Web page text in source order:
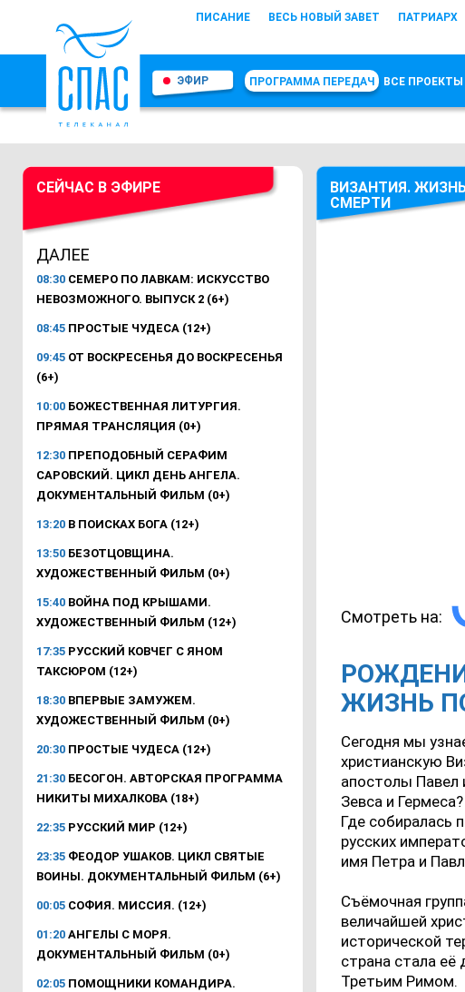
ПИСАНИЕ ВЕСЬ НОВЫЙ ЗАВЕТ ПАТРИАРХ
ЭФИР ПРОГРАММА ПЕРЕДАЧ ВСЕ ПРОЕКТЫ
СЕЙЧАС В ЭФИРЕ
ДАЛЕЕ
08:30 СЕМЕРО ПО ЛАВКАМ: ИСКУССТВО
НЕВОЗМОЖНОГО. ВЫПУСК 2 (6+)
08:45 ПРОСТЫЕ ЧУДЕСА (12+)
09:45 ОТ ВОСКРЕСЕНЬЯ ДО ВОСКРЕСЕНЬЯ
(6+)
10:00 БОЖЕСТВЕННАЯ ЛИТУРГИЯ.
ПРЯМАЯ ТРАНСЛЯЦИЯ (0+)
12:30 ПРЕПОДОБНЫЙ СЕРАФИМ
САРОВСКИЙ. ЦИКЛ ДЕНЬ АНГЕЛА.
ДОКУМЕНТАЛЬНЫЙ ФИЛЬМ (0+)
13:20 В ПОИСКАХ БОГА (12+)
13:50 БЕЗОТЦОВЩИНА.
ХУДОЖЕСТВЕННЫЙ ФИЛЬМ (0+)
15:40 ВОЙНА ПОД КРЫШАМИ.
ХУДОЖЕСТВЕННЫЙ ФИЛЬМ (12+)
17:35 РУССКИЙ КОВЧЕГ С ЯНОМ
ТАКСЮРОМ (12+)
18:30 ВПЕРВЫЕ ЗАМУЖЕМ.
ХУДОЖЕСТВЕННЫЙ ФИЛЬМ (0+)
20:30 ПРОСТЫЕ ЧУДЕСА (12+)
21:30 БЕСОГОН. АВТОРСКАЯ ПРОГРАММА
НИКИТЫ МИХАЛКОВА (18+)
22:35 РУССКИЙ МИР (12+)
23:35 ФЕОДОР УШАКОВ. ЦИКЛ СВЯТЫЕ
ВОИНЫ. ДОКУМЕНТАЛЬНЫЙ ФИЛЬМ (6+)
00:05 СОФИЯ. МИССИЯ. (12+)
01:20 АНГЕЛЫ С МОРЯ.
ДОКУМЕНТАЛЬНЫЙ ФИЛЬМ (0+)
02:05 ПОМОЩНИКИ КОМАНДИРА.
ВИЗАНТИЯ.
СМЕРТИ
Смотреть на:
ЖИЗНЬ
Сегодня мы
христианскую
апостолы Павел
Зевса и
Где собиралась
русских
имя Петра и
Съёмочная
величайшей
исторической
страна стала
Третьим Римом.